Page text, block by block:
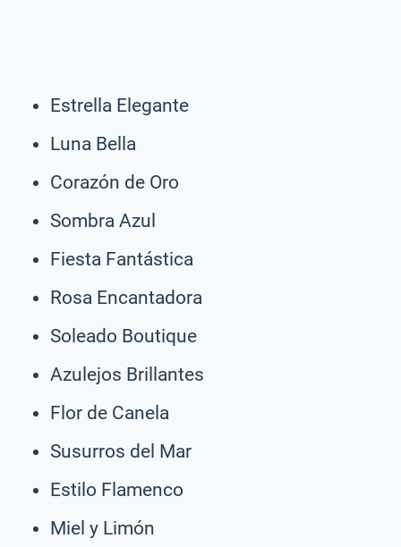
Estrella Elegante
Luna Bella
Corazón de Oro
Sombra Azul
Fiesta Fantástica
Rosa Encantadora
Soleado Boutique
Azulejos Brillantes
Flor de Canela
Susurros del Mar
Estilo Flamenco
Miel y Limón